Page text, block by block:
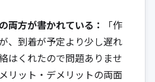
両方が書かれている：
「作
、到着が予定より少し遅れ
はくれたので問題ありませ
リット・デメリットの両面